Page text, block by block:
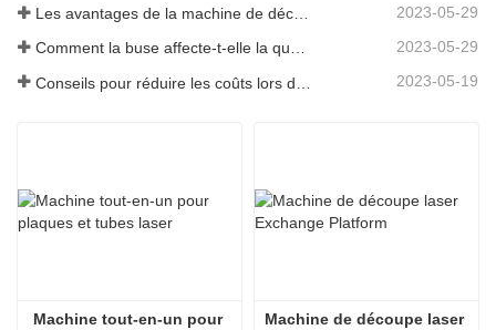
2023-05-29
Comment la buse affecte-t-elle la qualité de la découpe laser ? 2023-05-29
2023-05-19
Machine tout-en-un pour
Machine de découpe laser